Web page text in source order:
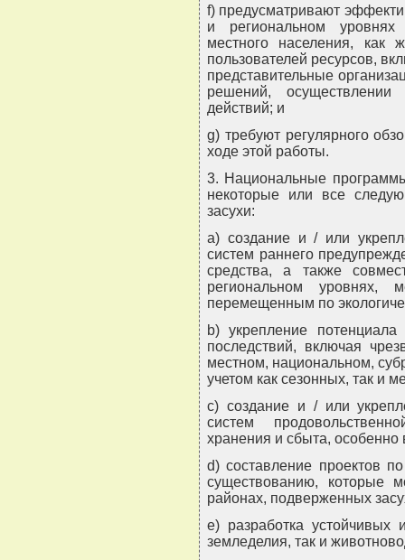
f) предусматривают
и региональном уровнях
местного населения, как
пользователей ресурсов,
представительные
решений,
действий; и
g) требуют регулярного
ходе этой работы.
3. Национальные
некоторые или все
засухи:
a) создание и / или
систем раннего
средства, а также
региональном уровнях,
перемещенным по
b) укрепление
последствий, включая
местном, национальном,
учетом как сезонных, так и
c) создание и / или
систем
хранения и сбыта, особенно
d) составление проектов
существованию, которые
районах, подверженных
e) разработка устойчивых
земледелия, так и